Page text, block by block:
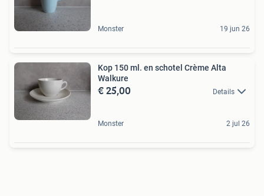
Monster 19 jun 26
Kop 150 ml. en schotel Crème Alta
Walkure
€ 25,00 Details
Monster 2 jul 26